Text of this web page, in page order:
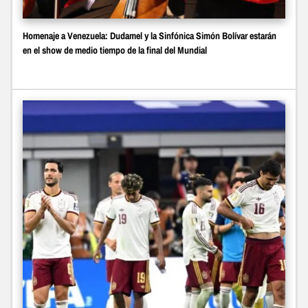
Homenaje a Venezuela: Dudamel y la Sinfónica Simón Bolívar estarán
en el show de medio tiempo de la final del Mundial